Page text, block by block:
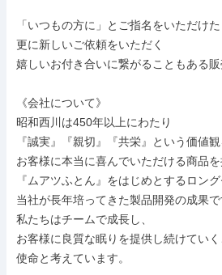
「いつもの方に」とご指名をいただけた
更に新しいご依頼をいただく
嬉しいお付き合いに繋がることもある販
《会社について》
昭和西川は450年以上にわたり
『誠実』『親切』『共栄』という価値
お客様に本当に喜んでいただける商品を
『ムアツふとん』をはじめとするロング
当社が長年培ってきた製品開発の成果で
私たちはチームで成長し、
お客様に良質な眠りを提供し続けてい
使命と考えています。